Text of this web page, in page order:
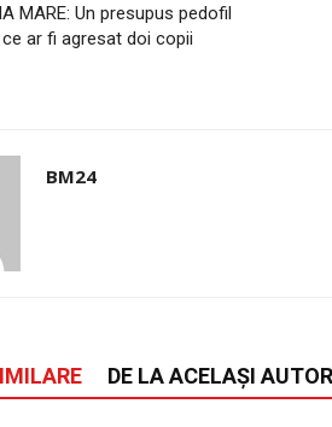
MARE: Un presupus pedofil
ar fi agresat doi copii
BM24
DE LA ACELAȘI AUTOR